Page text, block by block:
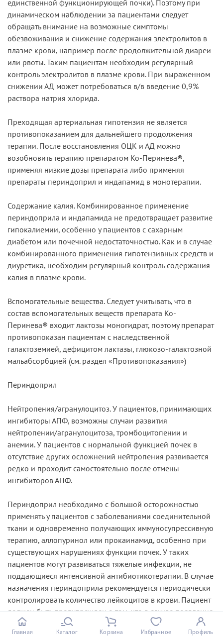
единственной функционирующей почки). Поэтому при
динамическом наблюдении за пациентами следует
обращать внимание на возможные симптомы
обезвоживания и снижение содержания электролитов в
плазме крови, например после продолжительной диареи
или рвоты. Таким пациентам необходим регулярный
контроль электролитов в плазме крови. При выраженном
снижении АД может потребоваться в/в введение 0,9%
раствора натрия хлорида.
Преходящая артериальная гипотензия не является
противопоказанием для дальнейшего продолжения
терапии. После восстановления ОЦК и АД можно
возобновить терапию препаратом Ко-Перинева®,
применяя низкие дозы препарата либо применяя
препараты периндоприл и индапамид в монотерапии.
Содержание калия. Комбинированное применение
периндоприла и индапамида не предотвращает развитие
гипокалиемии, особенно у пациентов с сахарным
диабетом или почечной недостаточностью. Как и в случае
комбинированного применения гипотензивных средств и
диуретика, необходим регулярный контроль содержания
калия в плазме крови.
Вспомогательные вещества. Следует учитывать, что в
состав вспомогательных веществ препарата Ко-
Перинева® входит лактозы моногидрат, поэтому препарат
противопоказан пациентам с наследственной
галактоземией, дефицитом лактазы, глюкозо-галактозной
мальабсорбцией (см. раздел «Противопоказания»)
Периндоприл
Нейтропения/агранулоцитоз. У пациентов, принимающих
ингибиторы АПФ, возможны случаи развития
нейтропении/агранулоцитоза, тромбоцитопении и
анемии. У пациентов с нормальной функцией почек в
отсутствие других осложнений нейтропения развивается
редко и проходит самостоятельно после отмены
ингибиторов АПФ.
Периндоприл необходимо с большой осторожностью
применять у пациентов с заболеваниями соединительной
ткани и одновременно получающих иммуносупрессивную
терапию, аллопуринол или прокаинамид, особенно при
существующих нарушениях функции почек. У таких
пациентов могут развиваться тяжелые инфекции, не
поддающиеся интенсивной антибиотикотерапии. В случае
назначения периндоприла рекомендуется периодически
контролировать количество лейкоцитов в крови. Пациент
должен быть предупрежден о том, что в случае появления
каких-либо признаков инфекционного заболевания (боль
в горле, повышение температуры) необходимо
Главная Каталог Корзина Избранное Профиль